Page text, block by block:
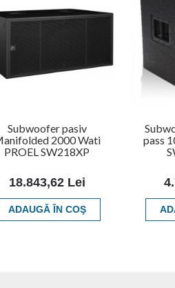
Subwoofer pasiv
2000 Wati
PROEL SW218XP
18.843,62 Lei
ADAUGĂ ÎN COŞ
pass